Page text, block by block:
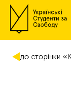
до сторінки